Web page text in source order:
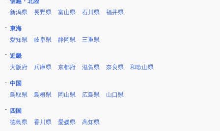
新潟県
長野県 富山県 石川県 福井県
東海
愛知県
岐阜県 静岡県 三重県
近畿
大阪府
兵庫県 京都府 滋賀県 奈良県 和歌山県
中国
鳥取県
島根県 岡山県 広島県 山口県
四国
徳島県
香川県 愛媛県 高知県